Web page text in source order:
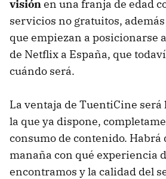
visiónen una franja de edad
servicios no gratuitos,
que empiezan a posicionarse
de Netflix a España, que
cuándo será.
La ventaja de TuentiCine será
la que ya dispone,
consumo de contenido. Habrá
manaña con qué experiencia
encontramos y la calidad del